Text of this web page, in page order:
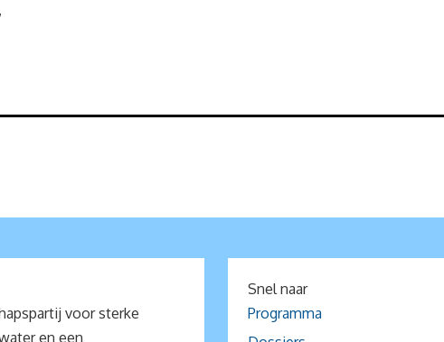
voor sterke
en een
Snel naar
Programma